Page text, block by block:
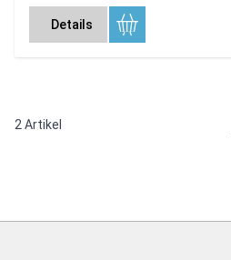
Details
2 Artikel